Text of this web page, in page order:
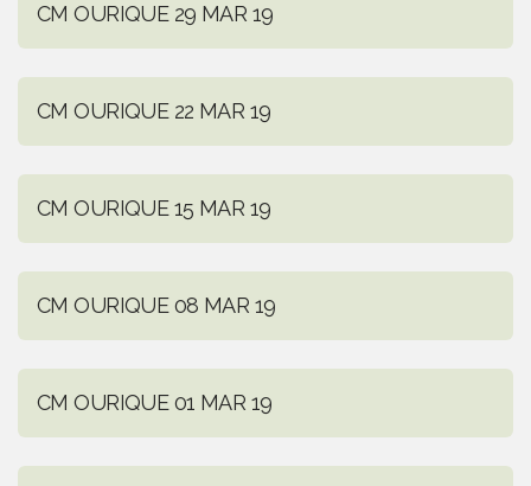
CM OURIQUE 29 MAR 19
CM OURIQUE 22 MAR 19
CM OURIQUE 15 MAR 19
CM OURIQUE 08 MAR 19
CM OURIQUE 01 MAR 19